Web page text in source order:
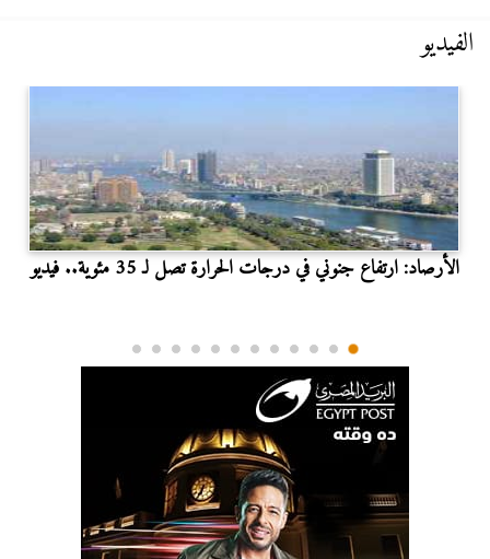
الفيديو
الأرصاد: ارتفاع جنوني في درجات الحرارة تصل لـ 35 مئوية.. فيديو